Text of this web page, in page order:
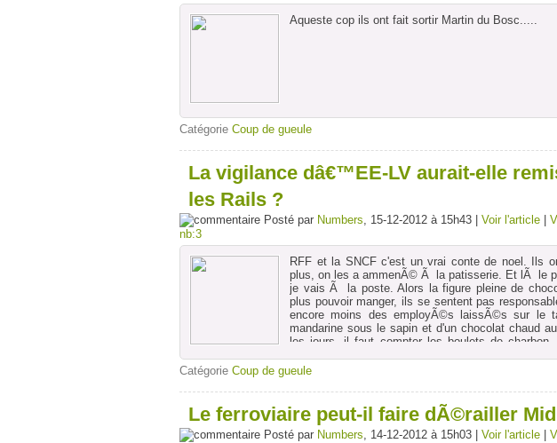
Aqueste cop ils ont fait sortir Martin du Bosc.....
Catégorie Coup de gueule
La vigilance dâ€™EE-LV aurait-elle
les Rails ?
Posté par Numbers, 15-12-2012 à 15h43 | Voir l'article
nb:3
RFF et la SNCF c'est un vrai conte de noel. Ils
plus, on les a ammenÃ© Ã la patisserie. Et lÃ le
je vais Ã la poste. Alors la figure pleine de
plus pouvoir manger, ils se sentent pas
encore moins des employÃ©s laissÃ©s sur le
mandarine sous le sapin et d'un chocolat chaud
les jours, il faut compter les boulets de
Catégorie Coup de gueule
Le ferroviaire peut-il faire dÃ©railler
Posté par Numbers, 14-12-2012 à 15h03 | Voir l'article